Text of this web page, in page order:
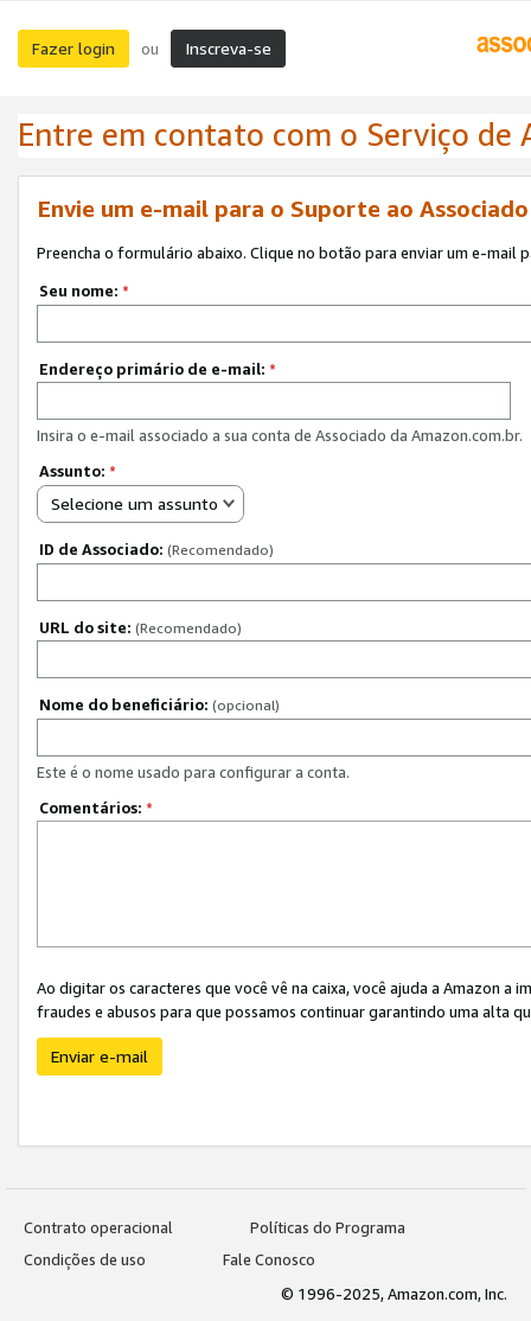
Fazer login ou Inscreva-se
Entre em contato com o Serviço de
Envie um e-mail para o Suporte ao
Preencha o formulário abaixo. Clique no botão para enviar um e-mail
Seu nome: *
Endereço primário de e-mail: *
Insira o e-mail associado a sua conta de Associado da Amazon.com.br.
Assunto: *
Selecione um assunto
ID de Associado: (Recomendado)
URL do site: (Recomendado)
Nome do beneficiário: (opcional)
Este é o nome usado para configurar a conta.
Comentários: *
Ao digitar os caracteres que você vê na caixa, você ajuda a Amazon
fraudes e abusos para que possamos continuar garantindo uma alta
Enviar e-mail
Contrato operacional
Políticas do Programa
Condições de uso
Fale Conosco
© 1996-2025, Amazon.com, Inc.